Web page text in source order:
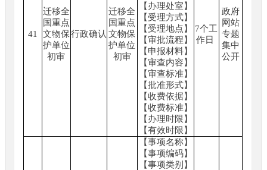
41
迁移全
国重点
文物保
护单位
初审
行政确认
迁移全
国重点
文物保
护单位
初审
【办理处室】
【受理方式】
【受理地点】
【审批流程】
【申报材料】
【审查内容】
【审查标准】
【批准形式】
【收费依据】
【收费标准】
【办理时限】
【有效时限】
7个工
作日
政府
网站
专题
集中
公开
【事项名称】
【事项编码】
【事项类别】